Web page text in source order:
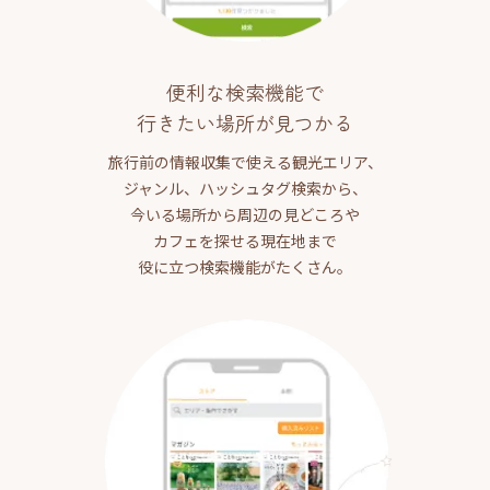
便利な検索機能で
行きたい場所が見つかる
旅行前の情報収集で使える観光エリア、
ジャンル、ハッシュタグ検索から、
今いる場所から周辺の見どころや
カフェを探せる現在地まで
役に立つ検索機能がたくさん。